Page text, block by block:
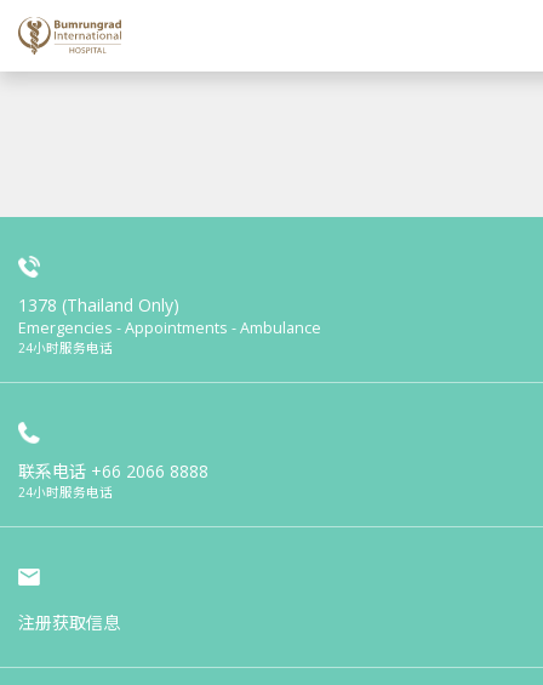
1378 (Thailand Only)
Emergencies - Appointments - Ambulance
24小时服务电话
联系电话 +66 2066 8888
24小时服务电话
注册获取信息